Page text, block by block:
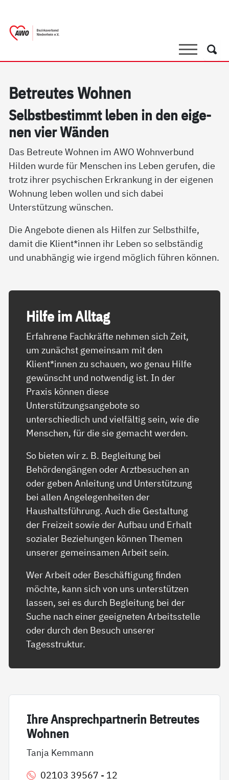
SucheSuche
Be­t­reu­tes Woh­nen
Selbst­be­stimmt le­ben in den ei­ge­
nen vier Wän­den
Das Betreute Wohnen im AWO Wohnverbund
Hilden wurde für Menschen ins Leben gerufen, die
trotz ihrer psychischen Erkrankung in der eigenen
Wohnung leben wollen und sich dabei
Unterstützung wünschen.
Die Angebote dienen als Hilfen zur Selbsthilfe,
damit die Klient*innen ihr Leben so selbständig
und unabhängig wie irgend möglich führen können.
Hil­fe im All­tag
Erfahrene Fachkräfte nehmen sich Zeit,
um zunächst gemeinsam mit den
Klient*innen zu schauen, wo genau Hilfe
gewünscht und notwendig ist. In der
Praxis können diese
Unterstützungsangebote so
unterschiedlich und vielfältig sein, wie die
Menschen, für die sie gemacht werden.
So bieten wir z. B. Begleitung bei
Behördengängen oder Arztbesuchen an
oder geben Anleitung und Unterstützung
bei allen Angelegenheiten der
Haushaltsführung. Auch die Gestaltung
der Freizeit sowie der Aufbau und Erhalt
sozialer Beziehungen können Themen
unserer gemeinsamen Arbeit sein.
Wer Arbeit oder Beschäftigung finden
möchte, kann sich von uns unterstützen
lassen, sei es durch Begleitung bei der
Suche nach einer geeigneten Arbeitsstelle
oder durch den Besuch unserer
Tagesstruktur.
Ih­re An­sp­rech­part­ne­rin Be­t­reu­tes
Woh­nen
Tanja Kemmann
02103 39567 - 12